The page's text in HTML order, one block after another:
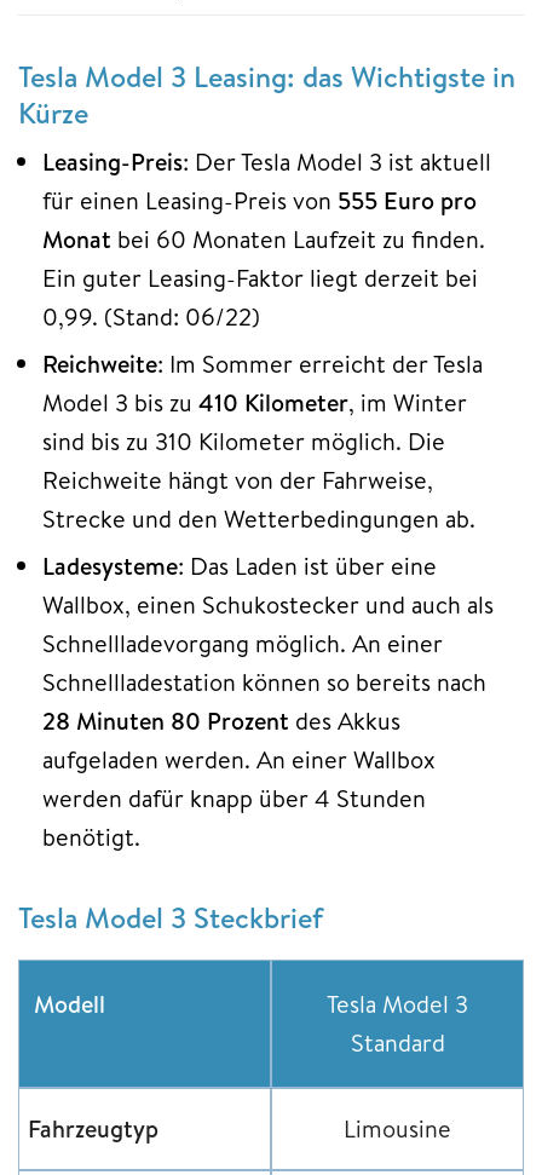
Tesla Model 3 Leasing: das Wichtigste in
Kürze
Leasing-Preis: Der Tesla Model 3 ist aktuell
für einen Leasing-Preis von 555 Euro pro
Monat bei 60 Monaten Laufzeit zu finden.
Ein guter Leasing-Faktor liegt derzeit bei
0,99. (Stand: 06/22)
Reichweite: Im Sommer erreicht der Tesla
Model 3 bis zu 410 Kilometer, im Winter
sind bis zu 310 Kilometer möglich. Die
Reichweite hängt von der Fahrweise,
Strecke und den Wetterbedingungen ab.
Ladesysteme: Das Laden ist über eine
Wallbox, einen Schukostecker und auch als
Schnellladevorgang möglich. An einer
Schnellladestation können so bereits nach
28 Minuten 80 Prozent des Akkus
aufgeladen werden. An einer Wallbox
werden dafür knapp über 4 Stunden
benötigt.
Tesla Model 3 Steckbrief
Modell
Tesla Model 3
Standard
Fahrzeugtyp Limousine